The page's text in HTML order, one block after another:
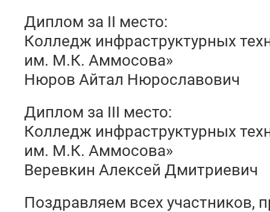
Диплом за II место:
Колледж инфраструктурных
им. М.К. Аммосова»
Нюров Айтал Нюрославович
Диплом за III место:
Колледж инфраструктурных
им. М.К. Аммосова»
Веревкин Алексей Дмитриевич
Поздравляем всех участников,